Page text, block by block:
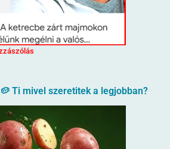
Ti mivel szeretitek a legjobban?